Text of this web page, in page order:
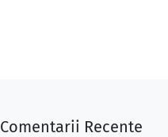
Comentarii Recente